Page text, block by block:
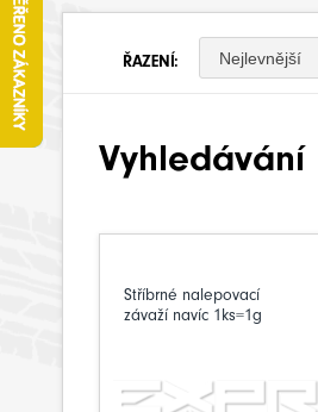
ŘAZENÍ: Nejlevnější
Stříbrné nalepovací
závaží navíc 1ks=1g